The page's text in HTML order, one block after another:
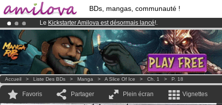
BDs, mangas, communauté !
Le Kickstarter Amilova est désormais lancé!.
Abonnement premium: à partir de3.95 eurospar mois !Clique ici
Déjà 134393membreset 1208BDs & Mangas!
Accueil > Liste Des BDs > Manga > A Slice Of Ice > Ch. 1 > P. 18
Favoris Partager Plein écran Vignettes